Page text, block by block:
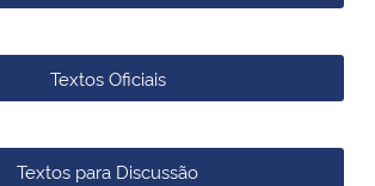
Textos Oficiais
Textos para Discussão